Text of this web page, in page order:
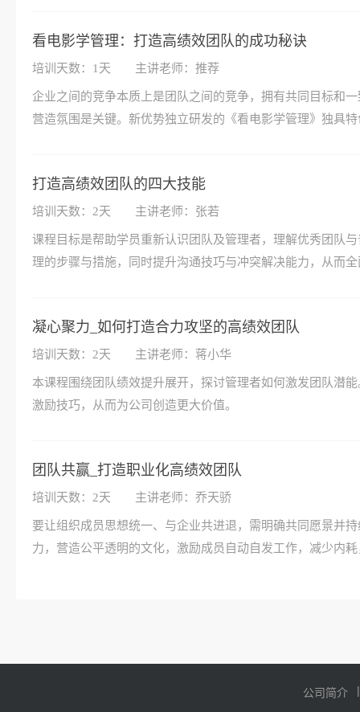
看电影学管理：打造高绩效团队的成功秘诀
培训天数：1天 主讲老师：推荐
企业之间的竞争本质上是团队之间的竞争，拥有共同目标和
营造氛围是关键。新优势独立研发的《看电影学管理》独具
打造高绩效团队的四大技能
培训天数：2天 主讲老师：张若
课程目标是帮助学员重新认识团队及管理者，理解优秀团队
理的步骤与措施，同时提升沟通技巧与冲突解决能力，从而
凝心聚力_如何打造合力攻坚的高绩效团队
培训天数：2天 主讲老师：蒋小华
本课程围绕团队绩效提升展开，探讨管理者如何激发团队潜
激励技巧，从而为公司创造更大价值。
团队共赢_打造职业化高绩效团队
培训天数：2天 主讲老师：乔天骄
要让组织成员思想统一、与企业共进退，需明确共同愿景并
力，营造公平透明的文化，激励成员自动自发工作，减少内
公司简介